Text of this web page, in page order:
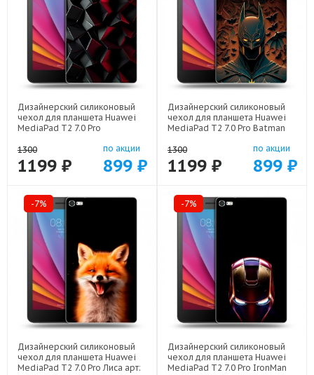
Дизайнерский силиконовый
чехол для планшета Huawei
MediaPad T2 7.0 Pro
1300
1199 ₽
по акции
899 ₽
Дизайнерский силиконовый
чехол для планшета Huawei
MediaPad T2 7.0 Pro Batman
1300
1199 ₽
по акции
899 ₽
-7%
Дизайнерский силиконовый
чехол для планшета Huawei
MediaPad T2 7.0 Pro Лиса арт:
-7%
Дизайнерский силиконовый
чехол для планшета Huawei
MediaPad T2 7.0 Pro IronMan